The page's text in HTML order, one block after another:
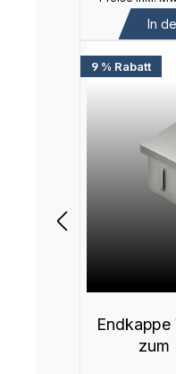
In
9 % Rabatt
Endkappe
zum